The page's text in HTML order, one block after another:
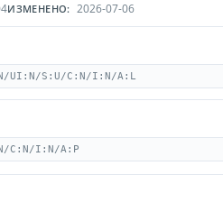
ИЗМЕНЕНО: 2026-07-06
UI:N/S:U/C:N/I:N/A:L
C:N/I:N/A:P